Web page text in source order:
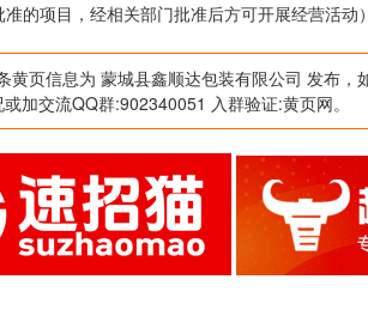
准的项目，经相关部门批准后方可开展经营活动）
黄页信息为 蒙城县鑫顺达包装有限公司 发布
加交流QQ群:902340051 入群验证:黄页网。